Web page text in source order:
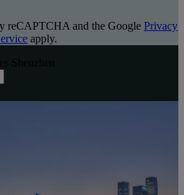
reCAPTCHA and the Google Privacy
apply.